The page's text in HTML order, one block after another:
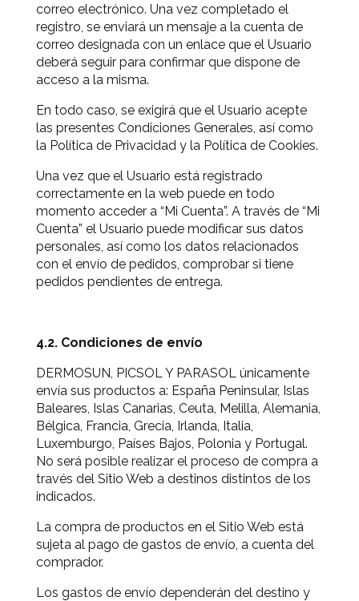
correo electrónico. Una vez completado el
registro, se enviará un mensaje a la cuenta de
correo designada con un enlace que el Usuario
deberá seguir para confirmar que dispone de
acceso a la misma.
En todo caso, se exigirá que el Usuario acepte
las presentes Condiciones Generales, así como
la Política de Privacidad y la Política de Cookies.
Una vez que el Usuario está registrado
correctamente en la web puede en todo
momento acceder a “Mi Cuenta”. A través de “Mi
Cuenta” el Usuario puede modificar sus datos
personales, así como los datos relacionados
con el envío de pedidos, comprobar si tiene
pedidos pendientes de entrega.
4.2. Condiciones de envío
DERMOSUN, PICSOL Y PARASOL únicamente
envía sus productos a: España Peninsular, Islas
Baleares, Islas Canarias, Ceuta, Melilla, Alemania,
Bélgica, Francia, Grecia, Irlanda, Italia,
Luxemburgo, Países Bajos, Polonia y Portugal.
No será posible realizar el proceso de compra a
través del Sitio Web a destinos distintos de los
indicados.
La compra de productos en el Sitio Web está
sujeta al pago de gastos de envío, a cuenta del
comprador.
Los gastos de envío dependerán del destino y